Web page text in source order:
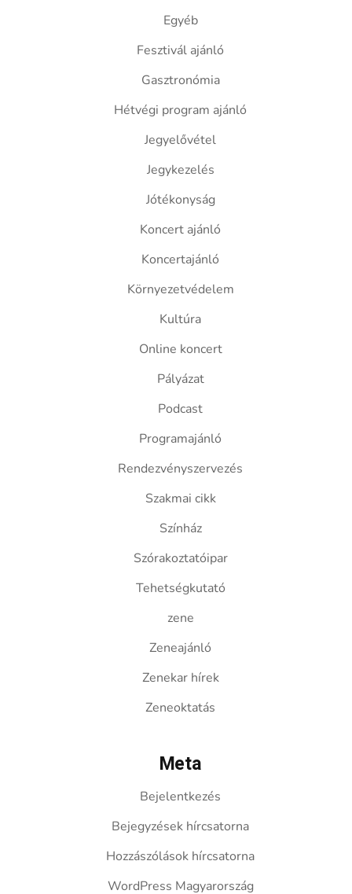
Egyéb
Fesztivál ajánló
Gasztronómia
Hétvégi program ajánló
Jegyelővétel
Jegykezelés
Jótékonyság
Koncert ajánló
Koncertajánló
Környezetvédelem
Kultúra
Online koncert
Pályázat
Podcast
Programajánló
Rendezvényszervezés
Szakmai cikk
Színház
Szórakoztatóipar
Tehetségkutató
zene
Zeneajánló
Zenekar hírek
Zeneoktatás
Meta
Bejelentkezés
Bejegyzések hírcsatorna
Hozzászólások hírcsatorna
WordPress Magyarország